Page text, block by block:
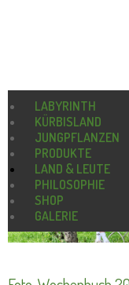
LABYRINTH
KÜRBISLAND
JUNGPFLANZEN
PRODUKTE
LAND & LEUTE
PHILOSOPHIE
SHOP
GALERIE